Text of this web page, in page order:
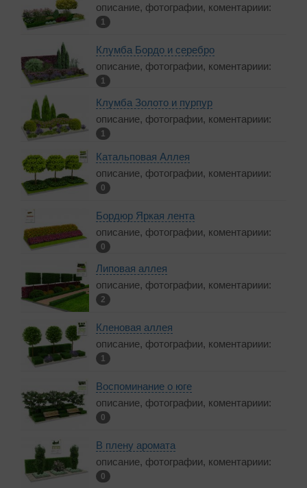
описание, фотографии, коментариии:
1
Клумба Бордо и серебро
описание, фотографии, коментариии:
1
Клумба Золото и пурпур
описание, фотографии, коментариии:
1
Катальповая Аллея
описание, фотографии, коментариии:
0
Бордюр Яркая лента
описание, фотографии, коментариии:
0
Липовая аллея
описание, фотографии, коментариии:
2
Кленовая аллея
описание, фотографии, коментариии:
1
Воспоминание о юге
описание, фотографии, коментариии:
0
В плену аромата
описание, фотографии, коментариии:
0